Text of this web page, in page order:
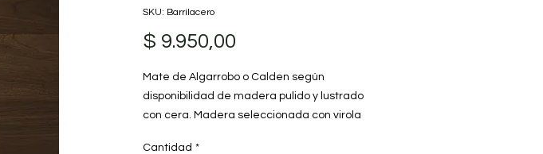
SKU: Barrilacero
$ 9.950,00
Mate de Algarrobo o Calden según
disponibilidad de madera pulido y lustrado
con cera. Madera seleccionada con virola
Cantidad *